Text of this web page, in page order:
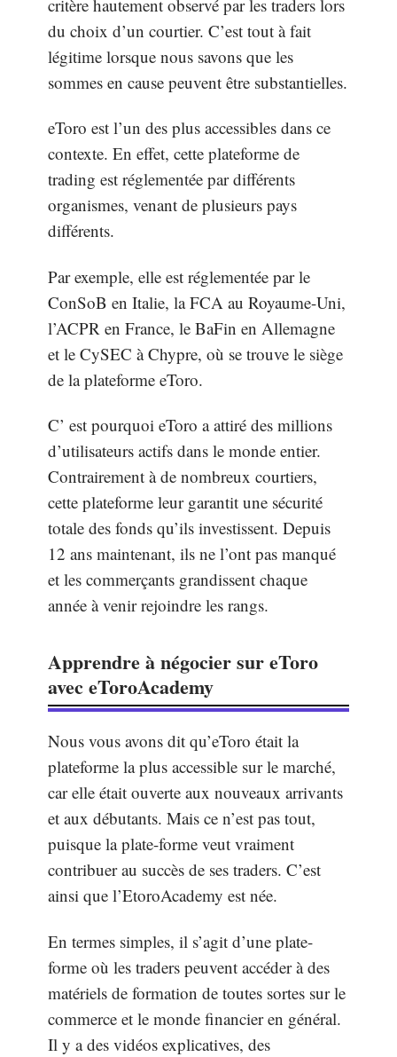
critère hautement observé par les traders lors
du choix d’un courtier. C’est tout à fait
légitime lorsque nous savons que les
sommes en cause peuvent être substantielles.
eToro est l’un des plus accessibles dans ce
contexte. En effet, cette plateforme de
trading est réglementée par différents
organismes, venant de plusieurs pays
différents.
Par exemple, elle est réglementée par le
ConSoB en Italie, la FCA au Royaume-Uni,
l’ACPR en France, le BaFin en Allemagne
et le CySEC à Chypre, où se trouve le siège
de la plateforme eToro.
C’ est pourquoi eToro a attiré des millions
d’utilisateurs actifs dans le monde entier.
Contrairement à de nombreux courtiers,
cette plateforme leur garantit une sécurité
totale des fonds qu’ils investissent. Depuis
12 ans maintenant, ils ne l’ont pas manqué
et les commerçants grandissent chaque
année à venir rejoindre les rangs.
Apprendre à négocier sur eToro
avec eToroAcademy
Nous vous avons dit qu’eToro était la
plateforme la plus accessible sur le marché,
car elle était ouverte aux nouveaux arrivants
et aux débutants. Mais ce n’est pas tout,
puisque la plate-forme veut vraiment
contribuer au succès de ses traders. C’est
ainsi que l’EtoroAcademy est née.
En termes simples, il s’agit d’une plate-
forme où les traders peuvent accéder à des
matériels de formation de toutes sortes sur le
commerce et le monde financier en général.
Il y a des vidéos explicatives, des